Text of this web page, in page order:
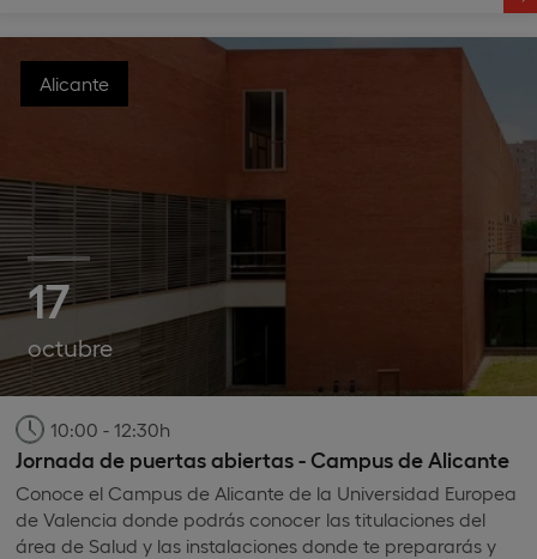
Alicante
17
octubre
10:00 - 12:30h
Jornada de puertas abiertas - Campus de Alicante
Conoce el Campus de Alicante de la Universidad Europea
de Valencia donde podrás conocer las titulaciones del
área de Salud y las instalaciones donde te prepararás y